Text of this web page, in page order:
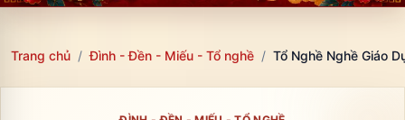
Trang chủ / Đình - Đền - Miếu - Tổ nghề / Tổ Nghề Nghề Giáo